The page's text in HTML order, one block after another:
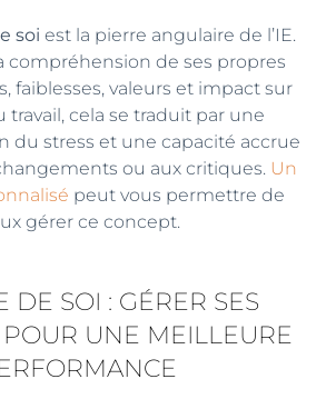
soi est la pierre angulaire de l’IE.
compréhension de ses propres
faiblesses, valeurs et impact sur
travail, cela se traduit par une
du stress et une capacité accrue
ou aux critiques. Un
peut vous permettre de
gérer ce concept.
DE SOI : GÉRER SES
UNE MEILLEURE